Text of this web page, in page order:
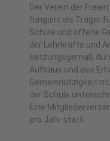
Der Verein der
fungiert als Träger
Schule und offene
der Lehrkräfte und
satzungsgemäß
Aufbaus und des
Gemeinnützigkeit
der Schule
Eine
pro Jahr statt.